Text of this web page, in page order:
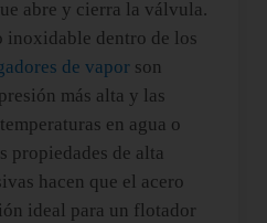
abre y cierra la válvula.
inoxidable dentro de los
de vaporson
más alta y las
en agua o
propiedades de alta
hacen que el acero
ideal para un flotador